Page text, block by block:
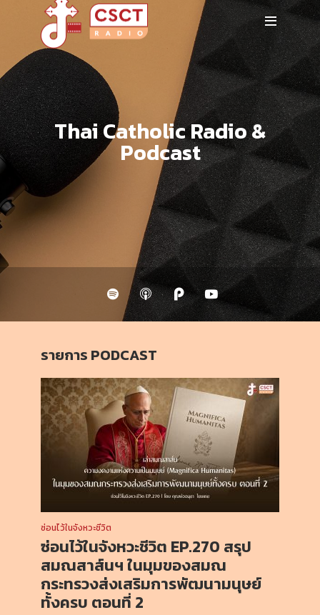
Thai Catholic Radio &
Podcast
รายการ PODCAST
ซ่อนไว้ในจังหวะชีวิต
ซ่อนไว้ในจังหวะชีวิต EP.270 สรุป
สมณสาส์นฯ ในมุมของสมณ
กระทรวงส่งเสริมการพัฒนามนุษย์
ทั้งครบ ตอนที่ 2